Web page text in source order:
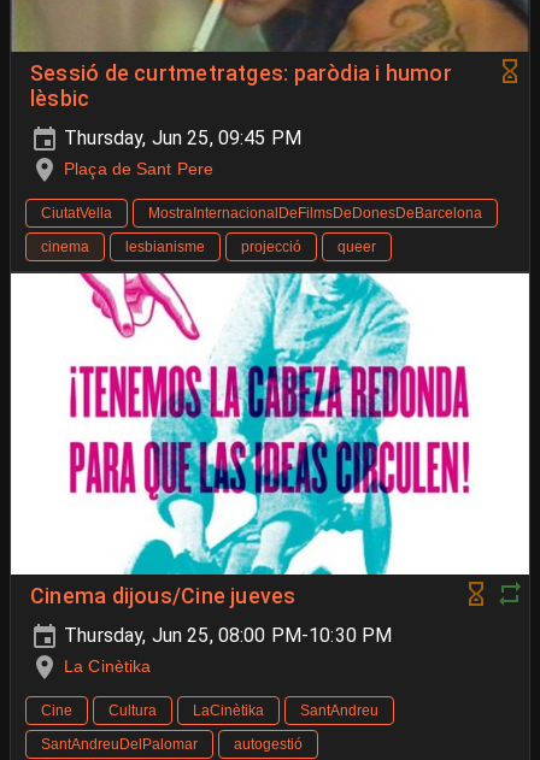
Sessió de curtmetratges: paròdia i humor
lèsbic
Thursday, Jun 25, 09:45 PM
Plaça de Sant Pere
CiutatVella
MostraInternacionalDeFilmsDeDonesDeBarcelona
cinema
lesbianisme projecció queer
Cinema dijous/Cine jueves
Thursday, Jun 25, 08:00 PM-10:30 PM
La Cinètika
Cine Cultura LaCinètika
SantAndreu
SantAndreuDelPalomar
autogestió